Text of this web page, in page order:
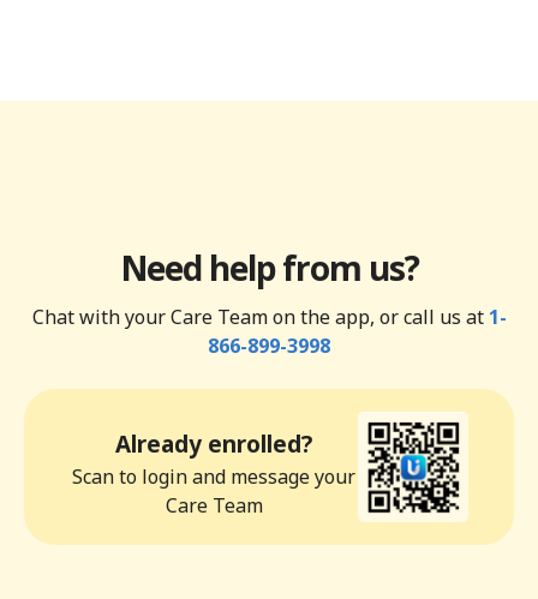
Need help from us?
Chat with your Care Team on the app, or call us at 1-
866-899-3998
Already enrolled?
Scan to login and message your
Care Team